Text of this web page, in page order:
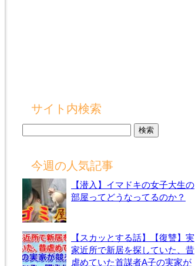
サイト内検索
今週の人気記事
【潜入】イマドキの女子大生の
部屋ってどうなってるのか？
【スカッとする話】【復讐】実
家近所で新居を探していた、昔
虐めていた首謀者A子の実家が